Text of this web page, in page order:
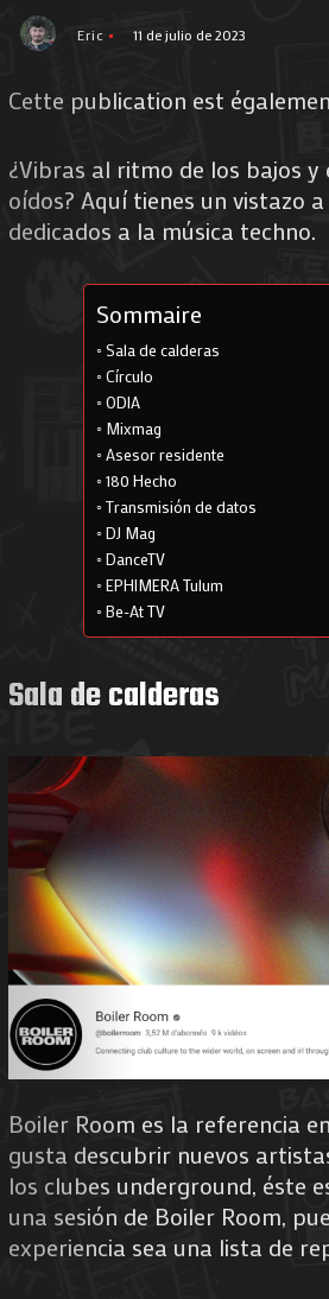
Eric 11 de julio de 2023
Cette publication est
¿Vibras al ritmo de los bajos
oídos? Aquí tienes un vistazo
dedicados a la música techno.
Sommaire
Sala de calderas
Círculo
ODIA
Mixmag
Asesor residente
180 Hecho
Transmisión de datos
DJ Mag
DanceTV
EPHIMERA Tulum
Be-At TV
Sala de calderas
Boiler Room es la referencia
gusta descubrir nuevos
los clubes underground, éste
una sesión de Boiler Room,
experiencia sea una lista de